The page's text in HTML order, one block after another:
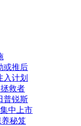
或推后
入计划
救者
普锐斯
中上市
秘笈